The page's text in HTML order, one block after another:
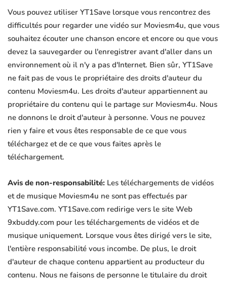
Vous pouvez utiliser YT1Save lorsque vous rencontrez des
difficultés pour regarder une vidéo sur Moviesm4u, que vous
souhaitez écouter une chanson encore et encore ou que vous
devez la sauvegarder ou l'enregistrer avant d'aller dans un
environnement où il n'y a pas d'Internet. Bien sûr, YT1Save
ne fait pas de vous le propriétaire des droits d'auteur du
contenu Moviesm4u. Les droits d'auteur appartiennent au
propriétaire du contenu qui le partage sur Moviesm4u. Nous
ne donnons le droit d'auteur à personne. Vous ne pouvez
rien y faire et vous êtes responsable de ce que vous
téléchargez et de ce que vous faites après le
téléchargement.
Avis de non-responsabilité: Les téléchargements de vidéos
et de musique Moviesm4u ne sont pas effectués par
YT1Save.com. YT1Save.com redirige vers le site Web
9xbuddy.com pour les téléchargements de vidéos et de
musique uniquement. Lorsque vous êtes dirigé vers le site,
l'entière responsabilité vous incombe. De plus, le droit
d'auteur de chaque contenu appartient au producteur du
contenu. Nous ne faisons de personne le titulaire du droit